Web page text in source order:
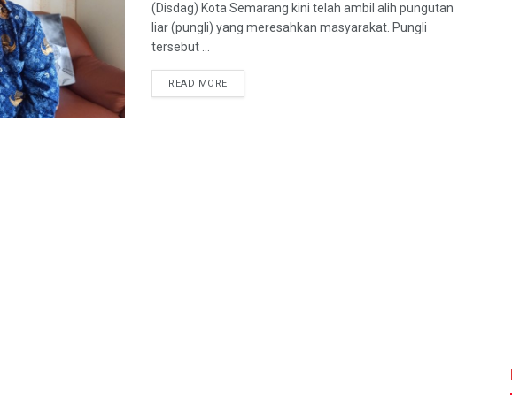
(Disdag) Kota Semarang kini telah ambil alih pungutan
liar (pungli) yang meresahkan masyarakat. Pungli
tersebut ...
READ MOREDETAILS